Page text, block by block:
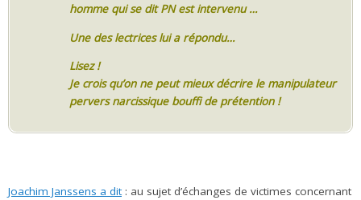
homme qui se dit PN est intervenu …
Une des lectrices lui a répondu…
Lisez !
Je crois qu’on ne peut mieux décrire le manipulateur
pervers narcissique bouffi de prétention !
Joachim Janssens a dit: au sujet d’échanges de victimes concernant